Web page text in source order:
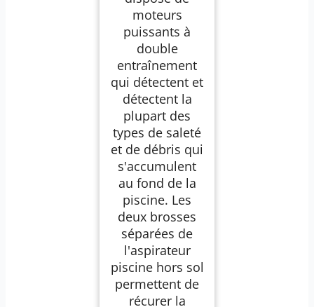
moteurs
puissants à
double
entraînement
qui détectent et
détectent la
plupart des
types de saleté
et de débris qui
s'accumulent
au fond de la
piscine. Les
deux brosses
séparées de
l'aspirateur
piscine hors sol
permettent de
récurer la